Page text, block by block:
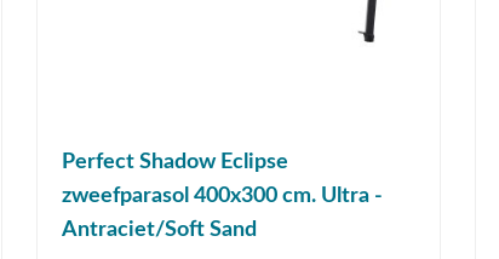
Perfect Shadow Eclipse
zweefparasol 400x300 cm. Ultra -
Antraciet/Soft Sand